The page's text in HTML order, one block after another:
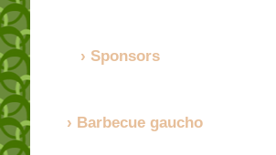
Sponsors
Barbecue gaucho